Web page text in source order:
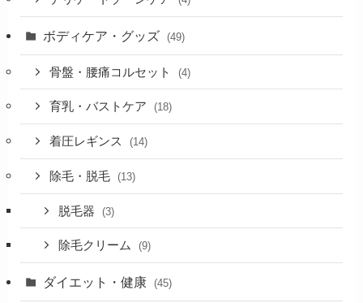
ボディケア・グッズ (49)
骨盤・腰痛コルセット (4)
育乳・バストケア (18)
着圧レギンス (14)
除毛・脱毛 (13)
脱毛器 (3)
除毛クリーム (9)
ダイエット・健康 (45)